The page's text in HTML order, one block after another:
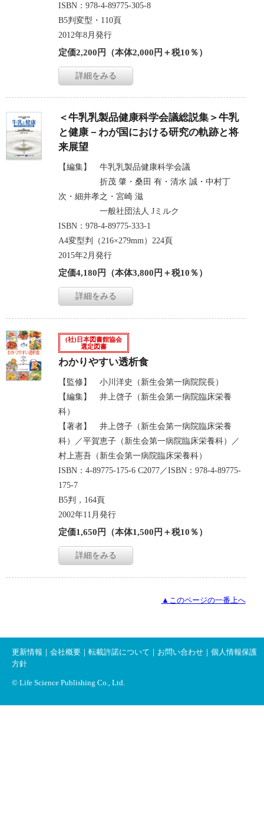
ISBN：978-4-89775-305-8
B5判変型・110頁
2012年8月発行
定価2,200円（本体2,000円＋税10％）
詳細をみる
＜牛乳乳製品健康科学会議総説集＞牛乳
と健康－わが国における研究の軌跡と将
来展望
【編集】 牛乳乳製品健康科学会議
折茂 肇・桑田 有・清水 誠・中村丁
次・細井孝之・宮崎 滋
一般社団法人 Jミルク
ISBN：978-4-89775-333-1
A4変型判（216×279mm）224頁
2015年2月発行
定価4,180円（本体3,800円＋税10％）
詳細をみる
(社)日本図書館協会
選定図書
わかりやすい透析食
【監修】 小川洋史（新生会第一病院院長）
【編集】 井上啓子（新生会第一病院臨床栄養
科）
【著者】 井上啓子（新生会第一病院臨床栄養
科）／平賀恵子（新生会第一病院臨床栄養科）／
村上憲吾（新生会第一病院臨床栄養科）
ISBN：4-89775-175-6 C2077／ISBN：978-4-89775-
175-7
B5判，164頁
2002年11月発行
定価1,650円（本体1,500円＋税10％）
詳細をみる
▲このページの一番上へ
更新情報 ｜会社概要 ｜転載許諾について ｜ お問い合わせ ｜個人情報保護
方針
© Life Science Publishing Co., Ltd.